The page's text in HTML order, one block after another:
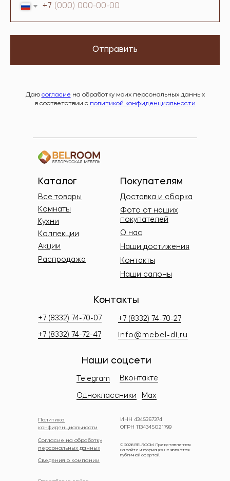
+7
Отправить
Даю согласие на обработку моих персональных данных
в соответствии с политикой конфиденциальности
Все товары
Комнаты
Коллекции
Акции
Распродажа
Согласие на обработку
персональных данных
Политика
конфиденциальности
+7 (8332) 74-70-07
+7 (8332) 74-72-47
+7 (8332) 74-70-27
© 2026 BELROOM. Представленная
на сайте информация не является
публичной офертой.
info@mebel-di.ru
Контакты
Наши соцсети
Telegram
ИНН 4345367374
ОГРН 1134345021799
Покупателям
Каталог
Доставка и сборка
Фото от наших
покупателей
О нас
Контакты
Наши салоны
Одноклассники Max
Вконтакте
Наши достижения
Сведения о компании
Кухни